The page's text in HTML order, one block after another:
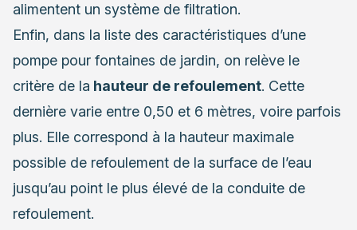
alimentent un système de filtration.
Enfin, dans la liste des caractéristiques d’une
pompe pour fontaines de jardin, on relève le
critère de la hauteur de refoulement. Cette
dernière varie entre 0,50 et 6 mètres, voire parfois
plus. Elle correspond à la hauteur maximale
possible de refoulement de la surface de l’eau
jusqu’au point le plus élevé de la conduite de
refoulement.